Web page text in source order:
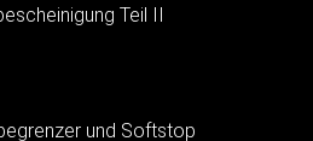
Teil II
und Softstop